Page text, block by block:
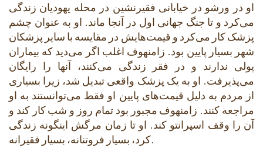
او در ورشو در خیابانی فقیرنشین در محله یهودیان زندگی
می‌کرد و تا جنگ جهانی اول در آنجا ماند. او به عنوان چشم
پزشک کار می‌کرد و قیمت‌هایش در مقایسه با سایر پزشکان
شهر بسیار پایین بود. زامنهوف اغلب اگر می‌دید که بیماران
پولی ندارند و در فقر زندگی می‌کنند، آنها را رایگان
می‌پذیرفت. او به یک پزشک واقعی تبدیل شد، زیرا بسیاری
از مردم به دلیل قیمت‌های پایین او فقط می‌توانستند به او
مراجعه کنند. زامنهوف مجبور بود تمام روز و شب کار کند و
آن را وقف اسپرانتو کند. او تا زمان مرگش اینگونه زندگی
کرد، بسیار فروتنانه، بسیار فقیرانه.